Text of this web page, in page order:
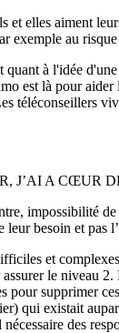
et elles aiment
au
à l'idée
est là pour
téléconseillers
J’AI A CŒUR
impossibilité
besoin et pas
et
assurer le niveau
pour supprimer
qui existait
des